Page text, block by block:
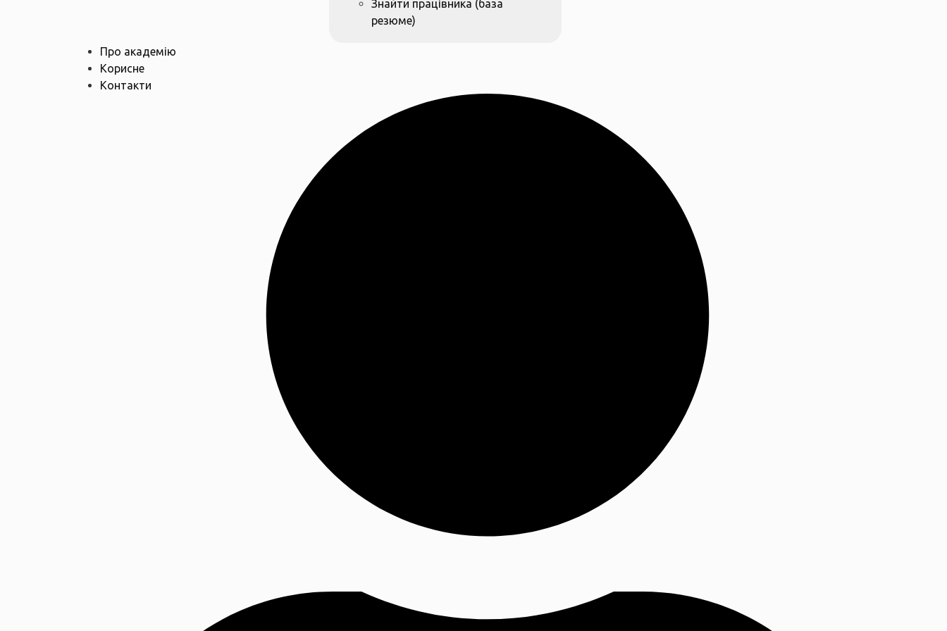
Знайти працівника (база
резюме)
Про академію
Корисне
Контакти